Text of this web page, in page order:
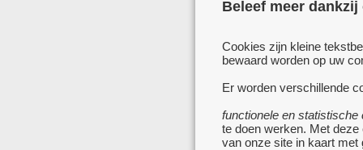
Beleef meer
Cookies zijn kleine
bewaard worden op uw
Er worden verschillende
functionele en statistische
te doen werken. Met
van onze site in kaart met